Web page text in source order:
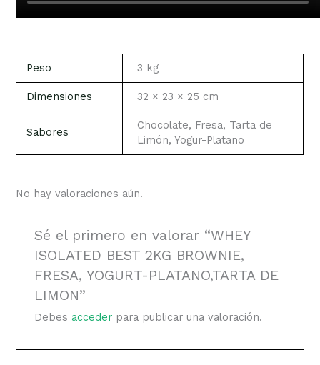
Peso 3 kg
Dimensiones 32 × 23 × 25 cm
Sabores
Chocolate, Fresa, Tarta de
Limón, Yogur-Platano
No hay valoraciones aún.
Sé el primero en valorar “WHEY
ISOLATED BEST 2KG BROWNIE,
FRESA, YOGURT-PLATANO,TARTA DE
LIMON”
Debes accederpara publicar una valoración.